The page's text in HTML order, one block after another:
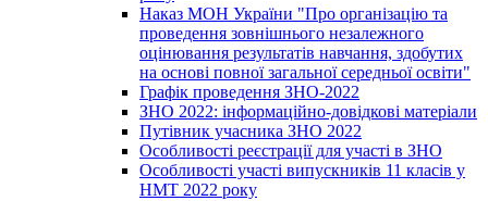
Наказ МОН України "Про організацію та
проведення зовнішнього незалежного
оцінювання результатів навчання, здобутих
на основі повної загальної середньої освіти"
Графік проведення ЗНО-2022
ЗНО 2022: інформаційно-довідкові матеріали
Путівник учасника ЗНО 2022
Особливості реєстрації для участі в ЗНО
Особливості участі випускників 11 класів у
НМТ 2022 року